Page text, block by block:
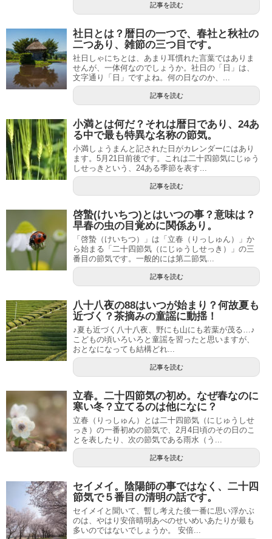
記事を読む
社日とは？暦日の一つで、春社と秋社の
二つあり、雑節の三つ目です。
社日しゃにちとは、あまり耳慣れた言葉ではありま
せんが、一体何なのでしょうか。社日の「日」は、
文字通り「日」ですよね。何の日なのか、...
記事を読む
小満とは何だ？それは暦日であり、24あ
る中で最も特異な名称の節気。
小満しょうまんと記された日がカレンダーにはあり
ます。5月21日前後です。これは二十四節気にじゅう
しせっきという、24ある季節を表す...
記事を読む
啓蟄(けいちつ)とはいつの事？意味は？
早春の虫の目覚めに関係あり。
「啓蟄（けいちつ）」は「立春（りっしゅん）」か
ら始まる「二十四節気（にじゅうしせっき）」の三
番目の節気です。一般的には第二節気...
記事を読む
八十八夜の88はいつが始まり？何故夏も
近づく？茶摘みの童謡に動揺！
♪夏も近づく八十八夜、野にも山にも若葉が茂る…♪
こどもの頃いろいろと童謡を習ったと思いますが、
おとなになっても結構どれ...
記事を読む
立春。二十四節気の初め。なぜ春なのに
寒い冬？立てるのは他になに？
立春（りっしゅん）とは二十四節気（にじゅうしせ
っき）の一番初めの節気で、2月4日頃のその日のこ
とを表したり、次の節気である雨水（う...
記事を読む
セイメイ。陰陽師の事ではなく、二十四
節気で５番目の清明の話です。
セイメイと聞いて、暫し考えた後一番に思い浮かぶ
のは、やはり安倍晴明あべのせいめいあたりが最も
多いのではないでしょうか。 安倍...